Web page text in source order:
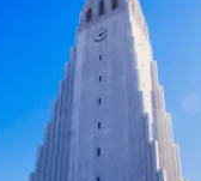
Pokračovať s e-mailom